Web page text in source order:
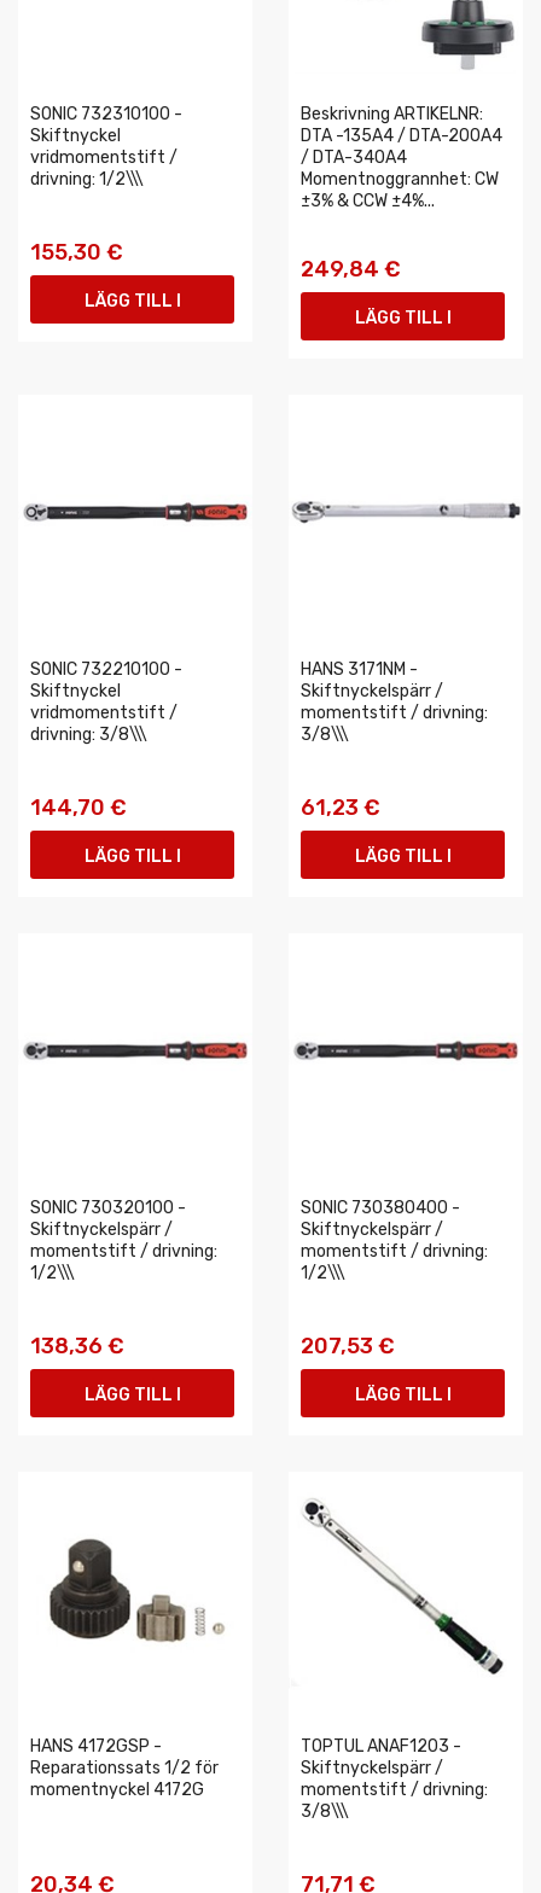
SONIC 732310100 -
Skiftnyckel
vridmomentstift /
drivning: 1/2\\\
155,30 €
LÄGG TILL I
Beskrivning ARTIKELNR:
DTA -135A4 / DTA-200A4
/ DTA-340A4
Momentnoggrannhet: CW
±3% & CCW ±4%...
249,84 €
LÄGG TILL I
SONIC 732210100 -
Skiftnyckel
vridmomentstift /
drivning: 3/8\\\
144,70 €
LÄGG TILL I
HANS 3171NM -
Skiftnyckelspärr /
momentstift / drivning:
3/8\\\
61,23 €
LÄGG TILL I
SONIC 730320100 -
Skiftnyckelspärr /
momentstift / drivning:
1/2\\\
138,36 €
LÄGG TILL I
SONIC 730380400 -
Skiftnyckelspärr /
momentstift / drivning:
1/2\\\
207,53 €
LÄGG TILL I
HANS 4172GSP -
Reparationssats 1/2 för
momentnyckel 4172G
20,34 €
TOPTUL ANAF1203 -
Skiftnyckelspärr /
momentstift / drivning:
3/8\\\
71,71 €